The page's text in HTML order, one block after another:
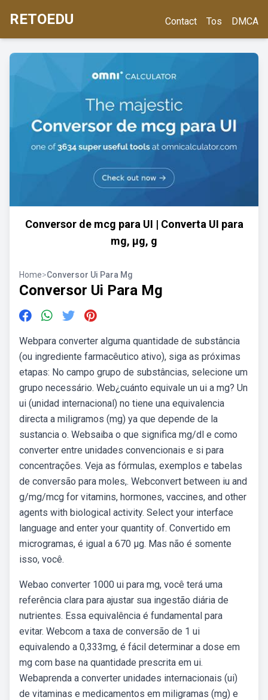
RETOEDU Contact Tos DMCA
Conversor de mcg para UI | Converta UI para
mg, μg, g
Home>Conversor Ui Para Mg
Conversor Ui Para Mg
Webpara converter alguma quantidade de substância
(ou ingrediente farmacêutico ativo), siga as próximas
etapas: No campo grupo de substâncias, selecione um
grupo necessário. Web¿cuánto equivale un ui a mg? Un
ui (unidad internacional) no tiene una equivalencia
directa a miligramos (mg) ya que depende de la
sustancia o. Websaiba o que significa mg/dl e como
converter entre unidades convencionais e si para
concentrações. Veja as fórmulas, exemplos e tabelas
de conversão para moles,. Webconvert between iu and
g/mg/mcg for vitamins, hormones, vaccines, and other
agents with biological activity. Select your interface
language and enter your quantity of. Convertido em
microgramas, é igual a 670 µg. Mas não é somente
isso, você.
Webao converter 1000 ui para mg, você terá uma
referência clara para ajustar sua ingestão diária de
nutrientes. Essa equivalência é fundamental para
evitar. Webcom a taxa de conversão de 1 ui
equivalendo a 0,333mg, é fácil determinar a dose em
mg com base na quantidade prescrita em ui.
Webaprenda a converter unidades internacionais (ui)
de vitaminas e medicamentos em miligramas (mg) e